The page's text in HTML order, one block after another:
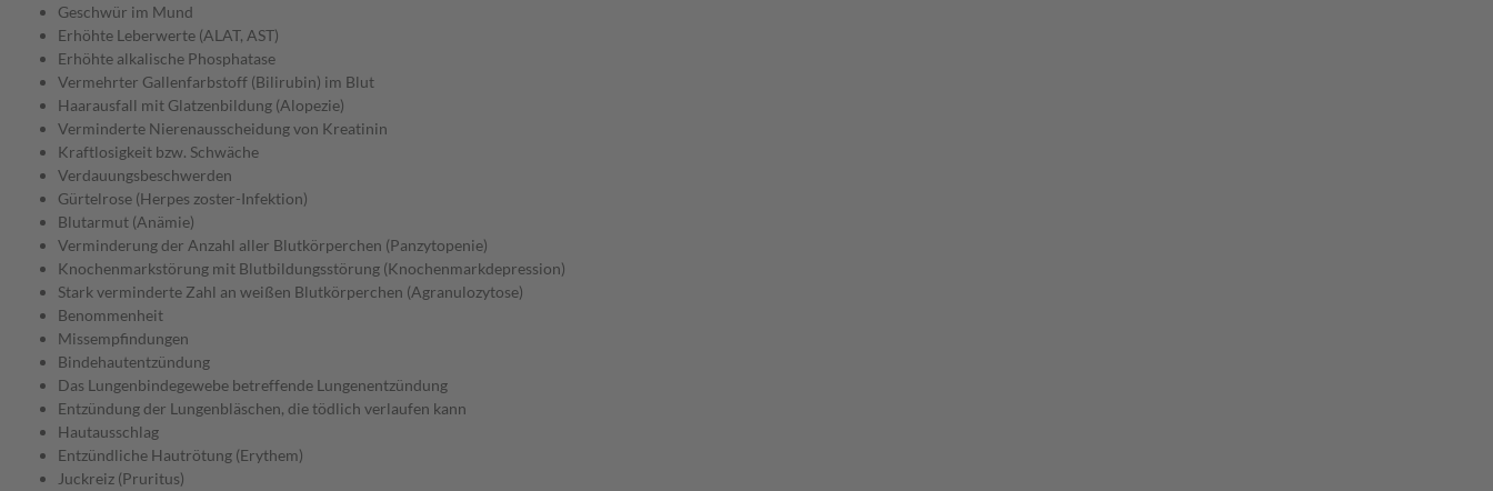
Geschwür im Mund
Erhöhte Leberwerte (ALAT, AST)
Erhöhte alkalische Phosphatase
Vermehrter Gallenfarbstoff (Bilirubin) im Blut
Haarausfall mit Glatzenbildung (Alopezie)
Verminderte Nierenausscheidung von Kreatinin
Kraftlosigkeit bzw. Schwäche
Verdauungsbeschwerden
Gürtelrose (Herpes zoster-Infektion)
Blutarmut (Anämie)
Verminderung der Anzahl aller Blutkörperchen (Panzytopenie)
Knochenmarkstörung mit Blutbildungsstörung (Knochenmarkdepression)
Stark verminderte Zahl an weißen Blutkörperchen (Agranulozytose)
Benommenheit
Missempfindungen
Bindehautentzündung
Das Lungenbindegewebe betreffende Lungenentzündung
Entzündung der Lungenbläschen, die tödlich verlaufen kann
Hautausschlag
Entzündliche Hautrötung (Erythem)
Juckreiz (Pruritus)